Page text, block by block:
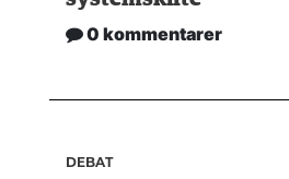
0 kommentarer
DEBAT